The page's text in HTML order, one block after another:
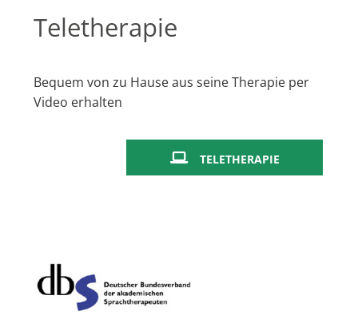
Teletherapie
Bequem von zu Hause aus seine Therapie per
Video erhalten
TELETHERAPIE